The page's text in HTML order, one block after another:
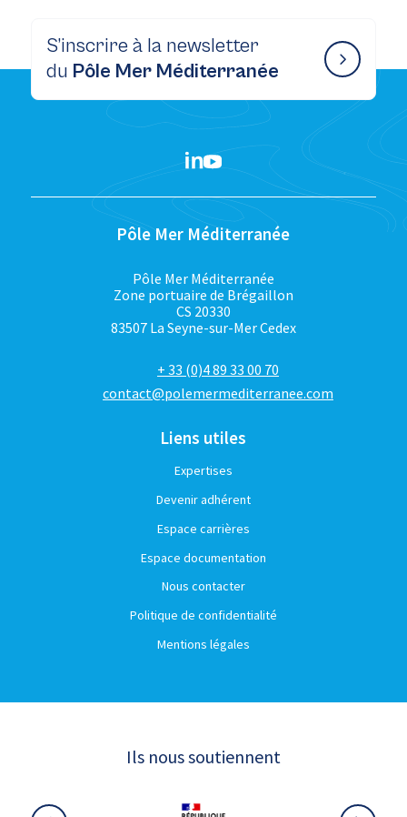
S’inscrire à la newsletter
du Pôle Mer Méditerranée
Pôle Mer Méditerranée
Pôle Mer Méditerranée
Zone portuaire de Brégaillon
CS 20330
83507 La Seyne-sur-Mer Cedex
+ 33 (0)4 89 33 00 70
contact@polemermediterranee.com
Liens utiles
Expertises
Devenir adhérent
Espace carrières
Espace documentation
Nous contacter
Politique de confidentialité
Mentions légales
Ils nous soutiennent